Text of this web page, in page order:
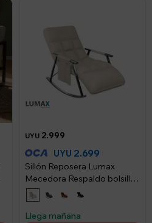
UYU 2.999
UYU 2.699
Sillón Reposera Lumax
Mecedora Respaldo bolsillo
Ajustable - Beige
Llega mañana